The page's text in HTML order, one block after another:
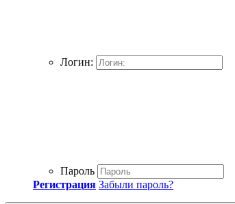
Логин:
Пароль
Регистрация Забыли пароль?